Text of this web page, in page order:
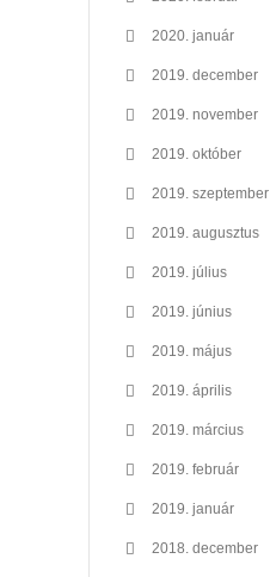
2020. január
2019. december
2019. november
2019. október
2019. szeptember
2019. augusztus
2019. július
2019. június
2019. május
2019. április
2019. március
2019. február
2019. január
2018. december